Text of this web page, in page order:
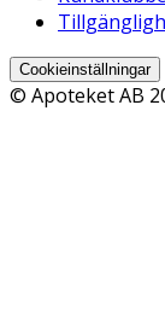
Cookieinställningar
© Apoteket AB